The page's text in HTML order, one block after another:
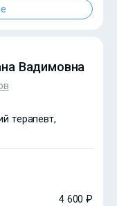
Вадимовна
терапевт,
4 600 ₽